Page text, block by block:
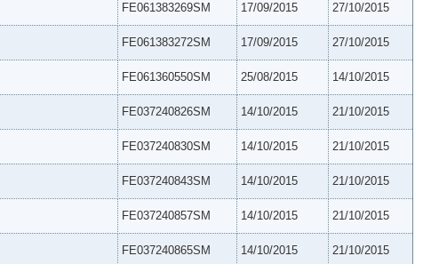
FE061383269SM 17/09/2015 27/10/2015
FE061383272SM 17/09/2015 27/10/2015
FE061360550SM 25/08/2015 14/10/2015
FE037240826SM 14/10/2015 21/10/2015
FE037240830SM 14/10/2015 21/10/2015
FE037240843SM 14/10/2015 21/10/2015
FE037240857SM 14/10/2015 21/10/2015
FE037240865SM 14/10/2015 21/10/2015